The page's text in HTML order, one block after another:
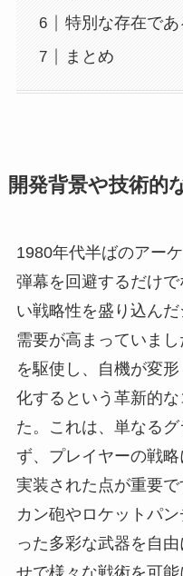
特別な存在であ
まとめ
開発背景や技術的
1980年代半ばのアー
弾幕を回避するだけ
い戦略性を盛り込ん
需要が高まっていま
を駆使し、自機が変
化するという革新的
た。これは、単なる
ず、プレイヤーの戦
実装された点が重要
カン砲やロケットパ
った多彩な武器を自
せで様々な戦術を可